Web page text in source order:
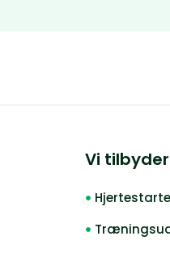
Vi tilbyder